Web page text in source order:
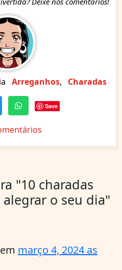
Arreganhos, Charadas
Save
"10 charadas
o seu dia"
em março 4, 2024 as